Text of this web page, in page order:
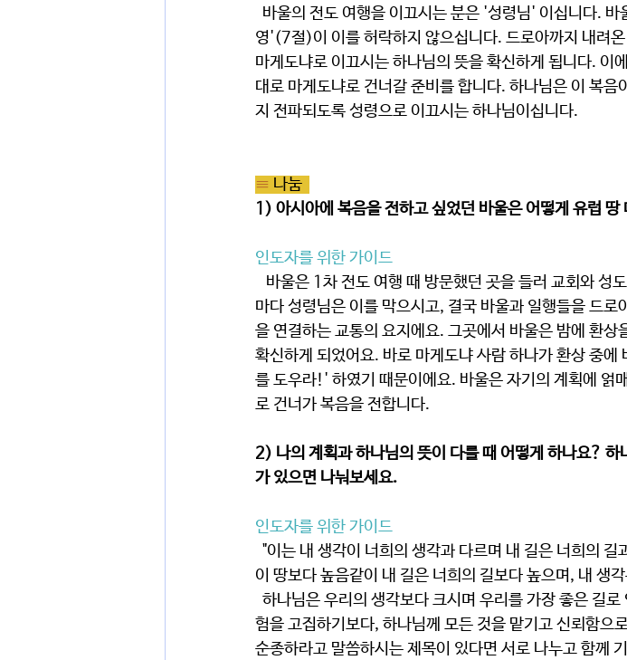
영'(7절)이 이를 허락하지 않으십니다. 드로아까지 내려
마게도냐로 이끄시는 하나님의 뜻을 확신하게 됩니다. 이
대로 마게도냐로 건너갈 준비를 합니다. 하나님은 이 복
지 전파되도록 성령으로 이끄시는 하나님이십니다.
≡ 나눔
1) 아시아에 복음을 전하고 싶었던 바울은 어떻게 유럽
인도자를 위한 가이드
마다 성령님은 이를 막으시고, 결국 바울과 일행들을 드
을 연결하는 교통의 요지에요. 그곳에서 바울은 밤에 환
확신하게 되었어요. 바로 마게도냐 사람 하나가 환상 중
를 도우라!' 하였기 때문이에요. 바울은 자기의 계획에 얽
로 건너가 복음을 전합니다.
2) 나의 계획과 하나님의 뜻이 다를 때 어떻게 하나요? 하
가 있으면 나눠보세요.
인도자를 위한 가이드
이 땅보다 높음같이 내 길은 너희의 길보다 높으며, 내
험을 고집하기보다, 하나님께 모든 것을 맡기고 신뢰함으
순종하라고 말씀하시는 제목이 있다면 서로 나누고 함께